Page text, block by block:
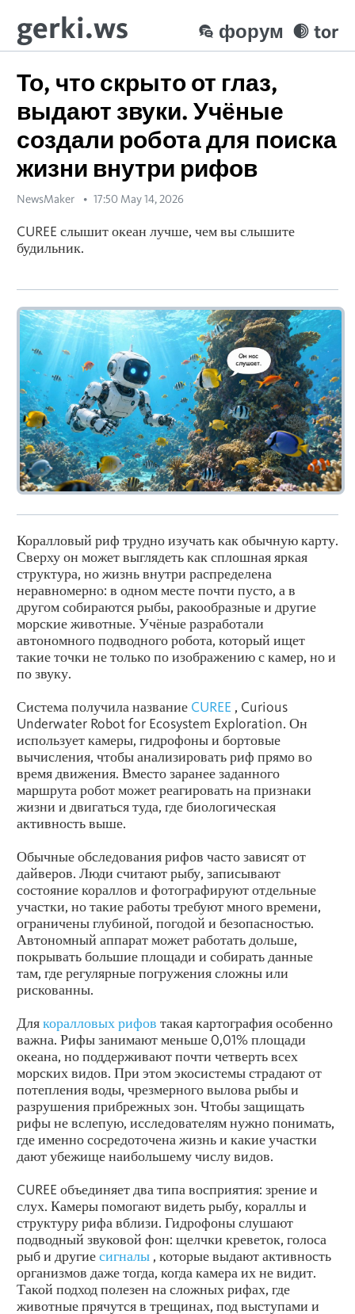
gerki.ws tor
форум
То, что скрыто от глаз,
выдают звуки. Учёные
создали робота для поиска
жизни внутри рифов
NewsMaker 17:50 May 14, 2026
CUREE слышит океан лучше, чем вы слышите
будильник.
Коралловый риф трудно изучать как обычную карту.
Сверху он может выглядеть как сплошная яркая
структура, но жизнь внутри распределена
неравномерно: в одном месте почти пусто, а в
другом собираются рыбы, ракообразные и другие
морские животные. Учёные разработали
автономного подводного робота, который ищет
такие точки не только по изображению с камер, но и
по звуку.
Система получила название CUREE , Curious
Underwater Robot for Ecosystem Exploration. Он
использует камеры, гидрофоны и бортовые
вычисления, чтобы анализировать риф прямо во
время движения. Вместо заранее заданного
маршрута робот может реагировать на признаки
жизни и двигаться туда, где биологическая
активность выше.
Обычные обследования рифов часто зависят от
дайверов. Люди считают рыбу, записывают
состояние кораллов и фотографируют отдельные
участки, но такие работы требуют много времени,
ограничены глубиной, погодой и безопасностью.
Автономный аппарат может работать дольше,
покрывать большие площади и собирать данные
там, где регулярные погружения сложны или
рискованны.
Длякоралловых рифов такая картография особенно
важна. Рифы занимают меньше 0,01% площади
океана, но поддерживают почти четверть всех
морских видов. При этом экосистемы страдают от
потепления воды, чрезмерного вылова рыбы и
разрушения прибрежных зон. Чтобы защищать
рифы не вслепую, исследователям нужно понимать,
где именно сосредоточена жизнь и какие участки
дают убежище наибольшему числу видов.
CUREE объединяет два типа восприятия: зрение и
слух. Камеры помогают видеть рыбу, кораллы и
структуру рифа вблизи. Гидрофоны слушают
подводный звуковой фон: щелчки креветок, голоса
рыб и другиесигналы , которые выдают активность
организмов даже тогда, когда камера их не видит.
Такой подход полезен на сложных рифах, где
животные прячутся в трещинах, под выступами и